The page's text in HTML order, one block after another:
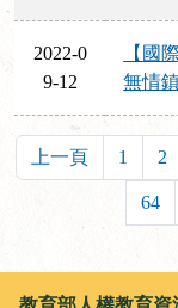
2022-0
9-12
【國
無情
上一頁 1 2
64